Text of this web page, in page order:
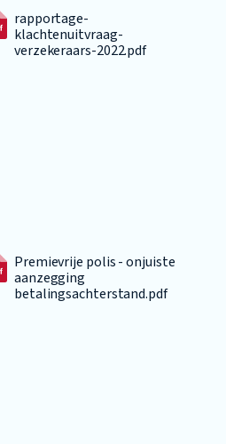
rapportage-
klachtenuitvraag-
verzekeraars-2022.pdf
Premievrije polis - onjuiste
aanzegging
betalingsachterstand.pdf